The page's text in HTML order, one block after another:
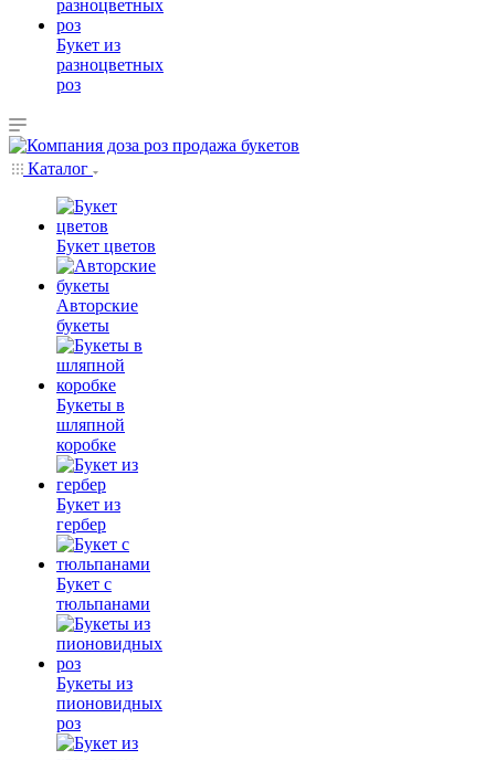
Букет из
разноцветных
роз
Каталог
Букет цветов
Авторские
букеты
Букеты в
шляпной
коробке
Букет из
гербер
Букет с
тюльпанами
Букеты из
пионовидных
роз